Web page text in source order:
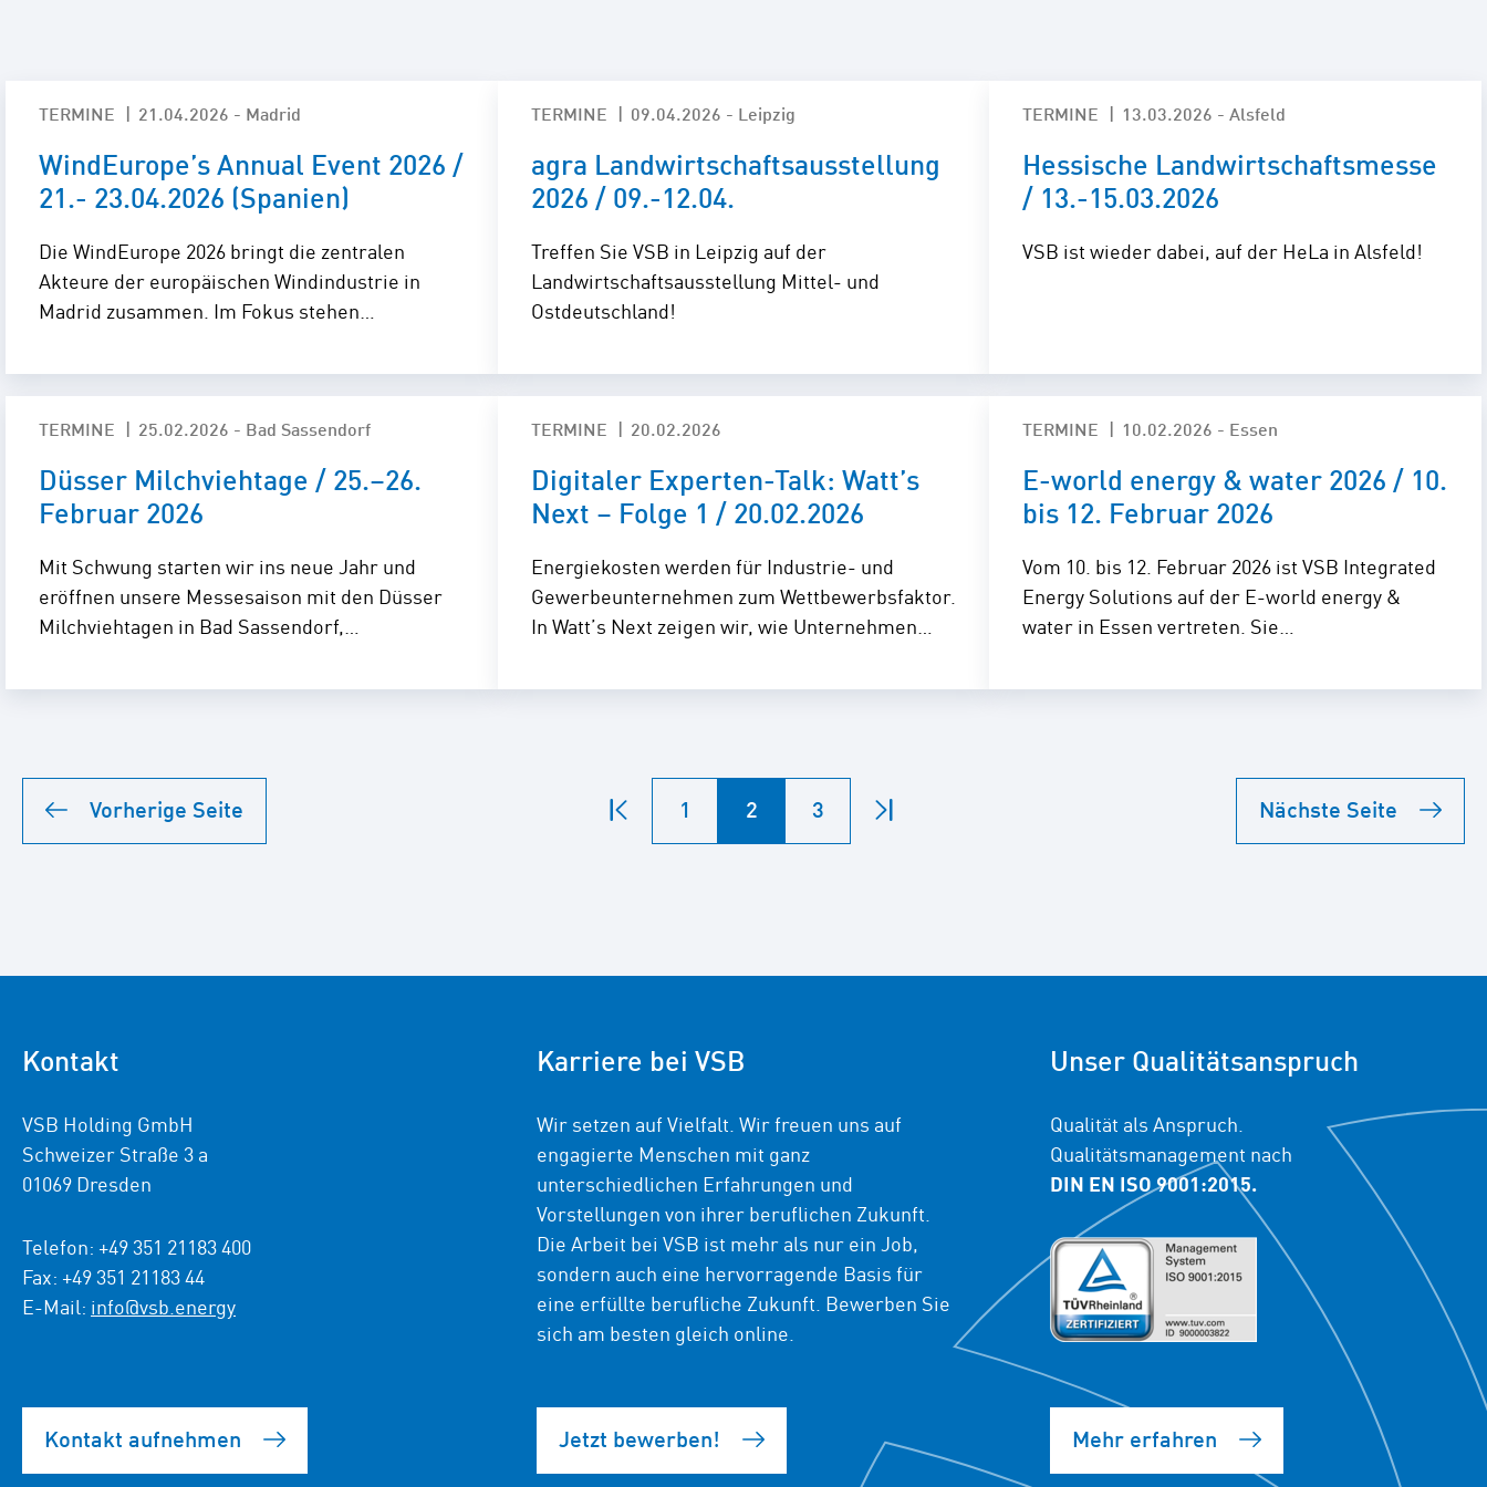
Batteriespeicherlösungen
ENERGYNIOUS –
Individuelle
Energielösungen
TERMINE 21.04.2026 - Madrid
WindEurope’s Annual Event 2026 /
21.- 23.04.2026 (Spanien)
Die WindEurope 2026 bringt die zentralen
Akteure der europäischen Windindustrie in
Madrid zusammen. Im Fokus stehen…
TERMINE 09.04.2026 - Leipzig
agra Landwirtschaftsausstellung
2026 / 09.-12.04.
Treffen Sie VSB in Leipzig auf der
Landwirtschaftsausstellung Mittel- und
Ostdeutschland!
TERMINE 13.03.2026 - Alsfeld
Hessische Landwirtschaftsmesse
/ 13.-15.03.2026
VSB ist wieder dabei, auf der HeLa in Alsfeld!
TERMINE 25.02.2026 - Bad Sassendorf
Düsser Milchviehtage / 25.–26.
Februar 2026
Mit Schwung starten wir ins neue Jahr und
eröffnen unsere Messesaison mit den Düsser
Milchviehtagen in Bad Sassendorf,…
TERMINE 20.02.2026
Digitaler Experten-Talk: Watt’s
Next – Folge 1 / 20.02.2026
Energiekosten werden für Industrie- und
Gewerbeunternehmen zum Wettbewerbsfaktor.
In Watt’s Next zeigen wir, wie Unternehmen…
TERMINE 10.02.2026 - Essen
E-world energy & water 2026 / 10.
bis 12. Februar 2026
Vom 10. bis 12. Februar 2026 ist VSB Integrated
Energy Solutions auf der E-world energy &
water in Essen vertreten. Sie…
Vorherige Seite
Zum
Seitenanfang
1 2 3
Zum
Nächste Seite
Kontakt
VSB Holding GmbH
Schweizer Straße 3 a
01069 Dresden
Telefon: +49 351 21183 400
Fax: +49 351 21183 44
E-Mail: info@vsb.energy
Kontakt aufnehmen
Karriere bei VSB
Wir setzen auf Vielfalt. Wir freuen uns auf
engagierte Menschen mit ganz
unterschiedlichen Erfahrungen und
Vorstellungen von ihrer beruflichen Zukunft.
Die Arbeit bei VSB ist mehr als nur ein Job,
sondern auch eine hervorragende Basis für
eine erfüllte berufliche Zukunft. Bewerben Sie
sich am besten gleich online.
Jetzt bewerben!
Unser Qualitätsanspruch
Qualität als Anspruch.
Qualitätsmanagement nach
DIN EN ISO 9001:2015.
Mehr erfahren